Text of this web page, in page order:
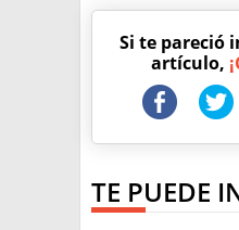
Si te pareció
artículo,
TE PUEDE